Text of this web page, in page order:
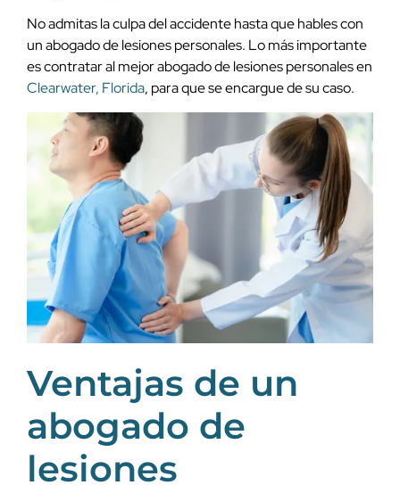
No admitas la culpa del accidente hasta que hables con
un abogado de lesiones personales. Lo más importante
es contratar al mejor abogado de lesiones personales en
Clearwater, Florida, para que se encargue de su caso.
Ventajas de un
abogado de
lesiones